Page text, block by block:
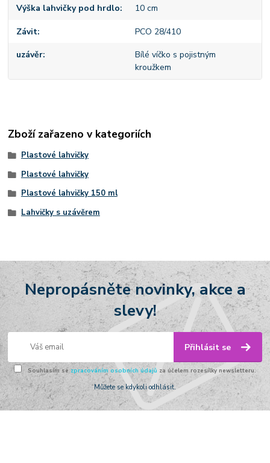
Výška lahvičky pod hrdlo 10 cm
Závit PCO 28/410
uzávěr
Bílé víčko s pojistným
kroužkem
Zboží zařazeno v kategoriích
Plastové lahvičky
Plastové lahvičky
Plastové lahvičky 150 ml
Lahvičky s uzávěrem
Nepropásněte novinky, akce a
slevy!
Přihlásit se
Souhlasím se zpracováním osobních údajů za účelem rozesílky newsletteru.
Můžete se kdykoli odhlásit.